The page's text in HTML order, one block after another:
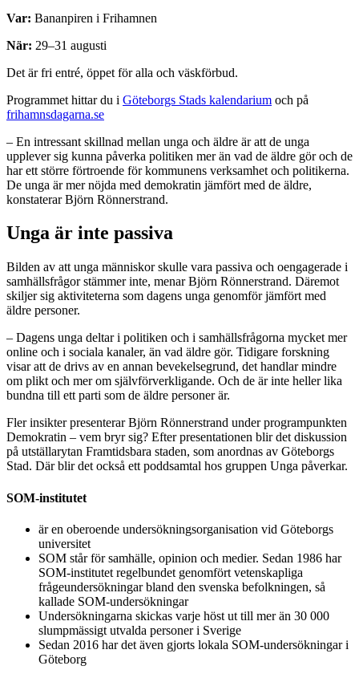
Var: Bananpiren i Frihamnen
När: 29–31 augusti
Det är fri entré, öppet för alla och väskförbud.
Programmet hittar du i Göteborgs Stads kalendarium och på
frihamnsdagarna.se
– En intressant skillnad mellan unga och äldre är att de unga
upplever sig kunna påverka politiken mer än vad de äldre gör och de
har ett större förtroende för kommunens verksamhet och politikerna.
De unga är mer nöjda med demokratin jämfört med de äldre,
konstaterar Björn Rönnerstrand.
Unga är inte passiva
Bilden av att unga människor skulle vara passiva och oengagerade i
samhällsfrågor stämmer inte, menar Björn Rönnerstrand. Däremot
skiljer sig aktiviteterna som dagens unga genomför jämfört med
äldre personer.
– Dagens unga deltar i politiken och i samhällsfrågorna mycket mer
online och i sociala kanaler, än vad äldre gör. Tidigare forskning
visar att de drivs av en annan bevekelsegrund, det handlar mindre
om plikt och mer om självförverkligande. Och de är inte heller lika
bundna till ett parti som de äldre personer är.
Fler insikter presenterar Björn Rönnerstrand under programpunkten
Demokratin – vem bryr sig? Efter presentationen blir det diskussion
på utställarytan Framtidsbara staden, som anordnas av Göteborgs
Stad. Där blir det också ett poddsamtal hos gruppen Unga påverkar.
SOM-institutet
är en oberoende undersökningsorganisation vid Göteborgs
universitet
SOM står för samhälle, opinion och medier. Sedan 1986 har
SOM-institutet regelbundet genomfört vetenskapliga
frågeundersökningar bland den svenska befolkningen, så
kallade SOM-undersökningar
Undersökningarna skickas varje höst ut till mer än 30 000
slumpmässigt utvalda personer i Sverige
Sedan 2016 har det även gjorts lokala SOM-undersökningar i
Göteborg